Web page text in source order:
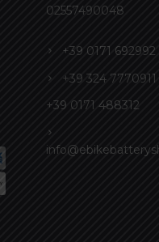
02557490048
+39 0171 692992
+39 324 7770911
+39 0171 488312